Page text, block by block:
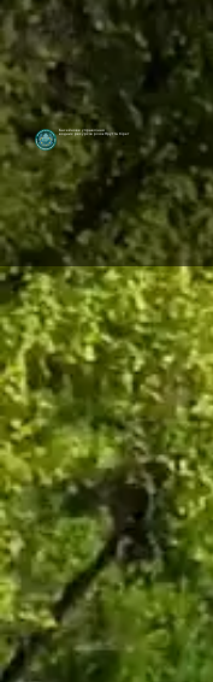
[newyear_garland]
Басейнове управління
водних ресурсів річок Прут та Сірет